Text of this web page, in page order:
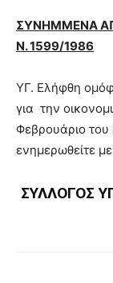
ΣΥΝΗΜΜΕΝΑ
Ν. 1599/1986
ΥΓ. Ελήφθη
για την
Φεβρουάριο του
ενημερωθείτε
ΣΥΛΛΟΓΟΣ